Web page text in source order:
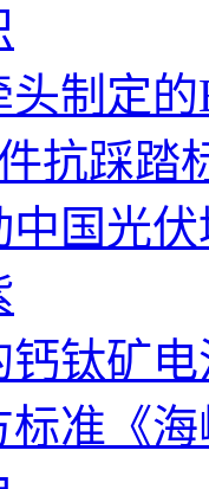
制定
抗踩踏
中国光
钙钛矿
标准《